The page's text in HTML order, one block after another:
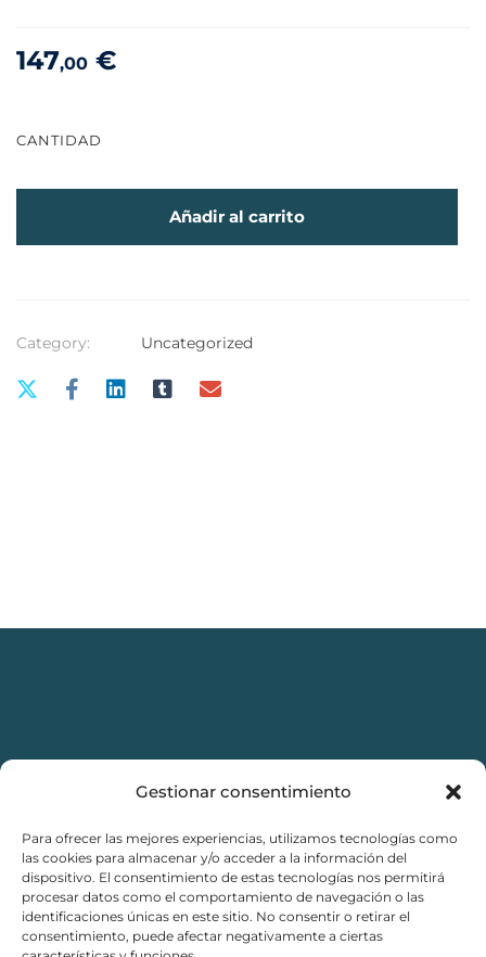
Gestionar consentimiento
Para ofrecer las mejores experiencias, utilizamos tecnologías como
las cookies para almacenar y/o acceder a la información del
dispositivo. El consentimiento de estas tecnologías nos permitirá
procesar datos como el comportamiento de navegación o las
identificaciones únicas en este sitio. No consentir o retirar el
consentimiento, puede afectar negativamente a ciertas
147,00 €
CANTIDAD
Añadir al carrito
Category: Uncategorized
Aviso legal
Política de privacidad
Política de Cookies